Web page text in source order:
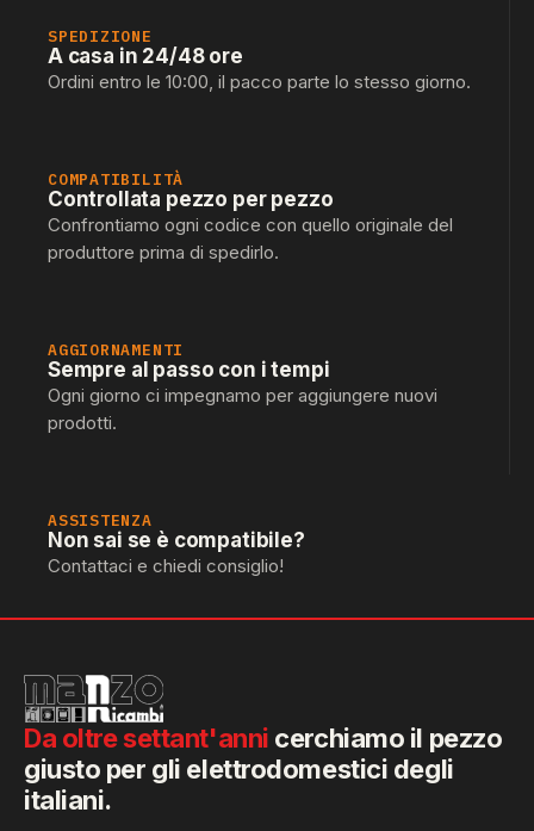
SPEDIZIONE
A casa in 24/48 ore
Ordini entro le 10:00, il pacco parte lo stesso giorno.
COMPATIBILITÀ
Controllata pezzo per pezzo
Confrontiamo ogni codice con quello originale del
produttore prima di spedirlo.
AGGIORNAMENTI
Sempre al passo con i tempi
Ogni giorno ci impegnamo per aggiungere nuovi
prodotti.
ASSISTENZA
Non sai se è compatibile?
Contattaci e chiedi consiglio!
Da oltre settant'anni cerchiamo il pezzo
giusto per gli elettrodomestici degli
italiani.